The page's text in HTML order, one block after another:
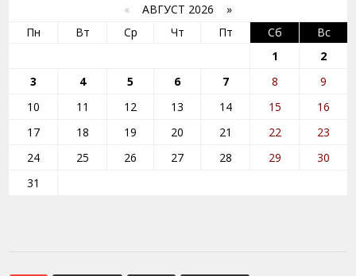
« АВГУСТ 2026 »
Пн
Вт Ср Чт Пт Сб
Вс
1
2
3
4 5 6 7 8
9
10
11 12 13 14 15
16
17
18 19 20 21 22
23
24
25 26 27 28 29
30
31